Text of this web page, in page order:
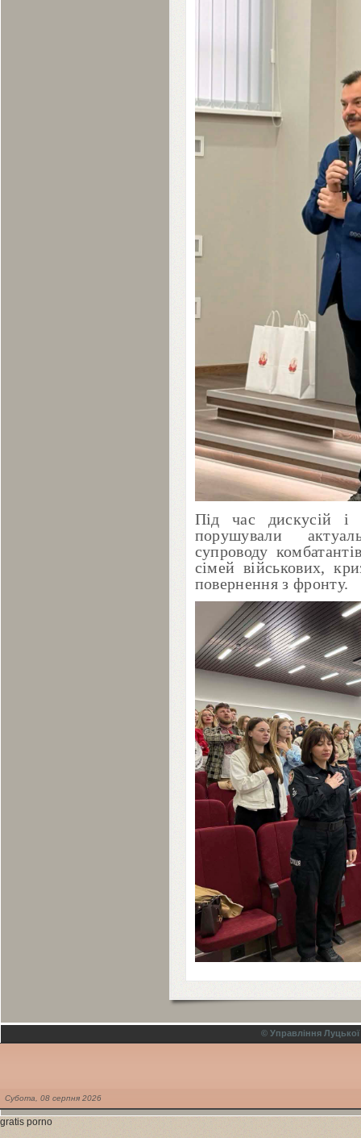
Під час дискусій і
порушували
супроводу
сімей військових,
повернення з фронту.
© Управління Луцької
Субота, 08 серпня 2026
gratis porno